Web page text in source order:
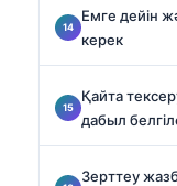
Емге дейін
керек
Қайта
дабыл
Зерттеу